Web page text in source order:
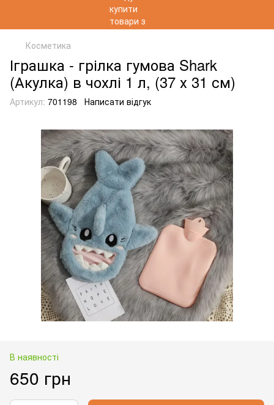
Косметика
Іграшка - грілка гумова Shark
(Акулка) в чохлі 1 л, (37 х 31 см)
Артикул: 701198 Написати відгук
В наявності
650 грн